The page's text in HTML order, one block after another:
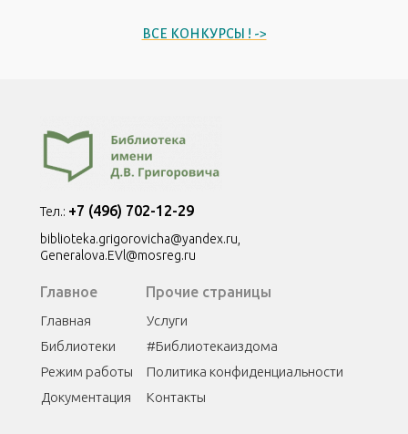
ВСЕ КОНКУРСЫ ! ->
Тел.: +7 (496) 702-12-29
biblioteka.grigorovicha@yandex.ru,
Generalova.EVl@mosreg.ru
Прочие страницы
Услуги
#Библиотекаиздома
Политика конфиденциальности
Контакты
Главное
Главная
Библиотеки
Режим работы
Документация